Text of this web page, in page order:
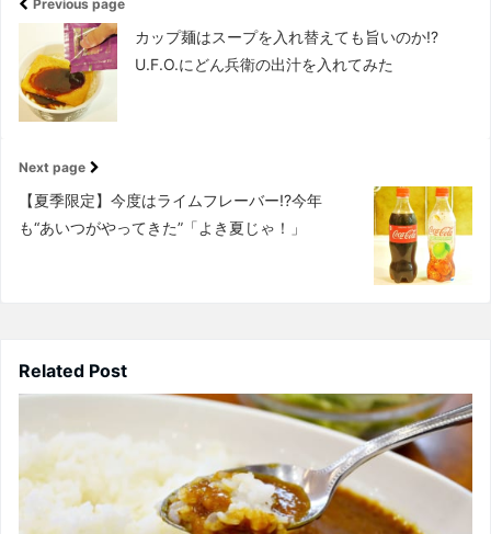
Previous page
カップ麺はスープを入れ替えても旨いのか!?
U.F.O.にどん兵衛の出汁を入れてみた
Next page
【夏季限定】今度はライムフレーバー!?今年
も“あいつがやってきた”「よき夏じゃ！」
Related Post